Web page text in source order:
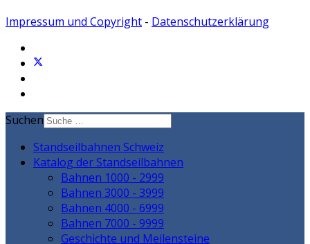
Impressum und Copyright - Datenschutzerklärung
Suchen
Standseilbahnen Schweiz
Katalog der Standseilbahnen
Bahnen 1000 - 2999
Bahnen 3000 - 3999
Bahnen 4000 - 6999
Bahnen 7000 - 9999
Geschichte und Meilensteine